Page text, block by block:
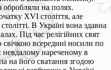
обробляли на полях.
XVI століття, але
В Україні вона здавна
Під час релігійних свят
свічкою всередині носили по
невдалому нареченому в
на його сватання згодою